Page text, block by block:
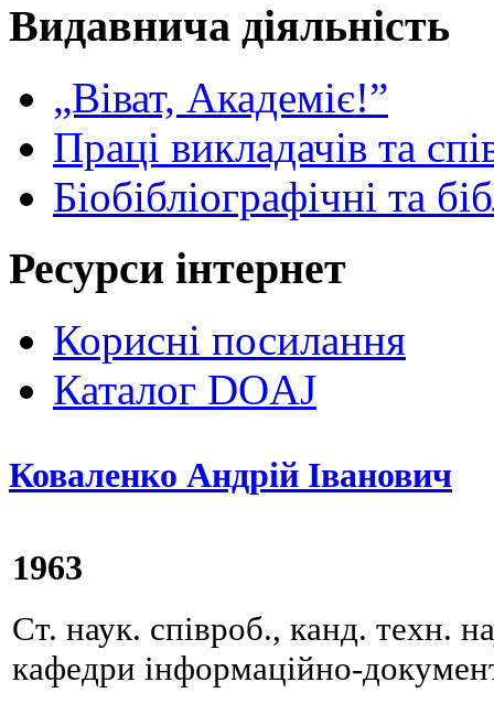
Видавнича діяльність
„Віват, Академіє!”
Праці викладачів та
Біобібліографічні та
Ресурси інтернет
Корисні посилання
Каталог DOAJ
Коваленко Андрій Іванович
1963
Ст. наук. співроб., канд. техн.
кафедри інформаційно-